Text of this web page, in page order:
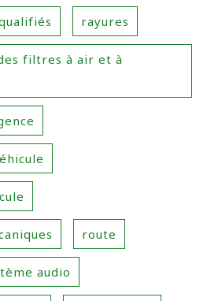
rayures
filtres à air et à
route
audio